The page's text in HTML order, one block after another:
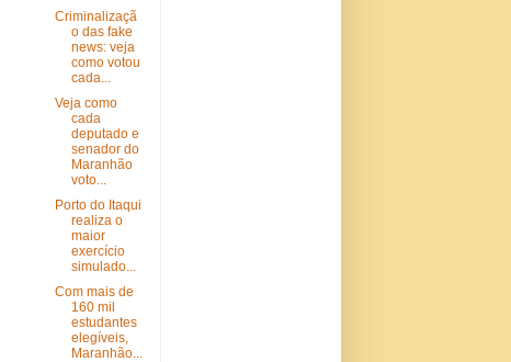
Criminalizaçã
o das fake
news: veja
como votou
cada...
Veja como
cada
deputado e
senador do
Maranhão
voto...
Porto do Itaqui
realiza o
maior
exercício
simulado...
Com mais de
160 mil
estudantes
elegíveis,
Maranhão...